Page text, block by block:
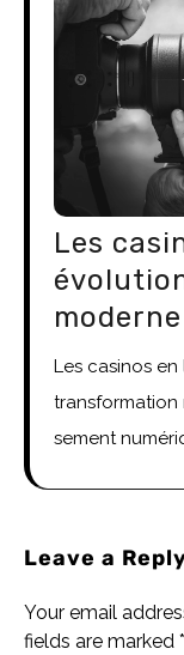
Les
moderne
Les casinos
transformation
sement
Leave a
Your email
fields are marked *